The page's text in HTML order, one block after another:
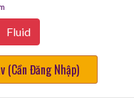
Fluid
(Cần Đăng Nhập)